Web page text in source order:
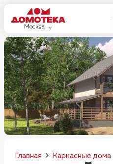
Москва
Главная Каркасные дома